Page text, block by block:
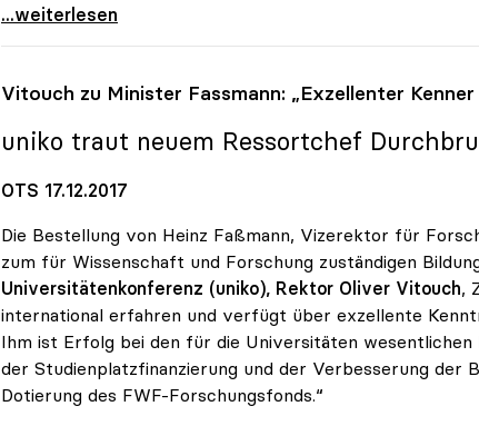
Koalition - Programm für uniko noch „sehr vage\"
...weiterlesen
Vitouch zu Minister Fassmann: „Exzellenter
uniko traut neuem Ressortchef
OTS 17.12.2017
Die Bestellung von Heinz Faßmann, Vizerektor für
zum für Wissenschaft und Forschung zuständigen
Universitätenkonferenz (uniko), Rektor Oliver Vitouch,
international erfahren und verfügt über exzellente
Ihm ist Erfolg bei den für die Universitäten
der Studienplatzfinanzierung und der Verbesserung
Dotierung des FWF-Forschungsfonds.“